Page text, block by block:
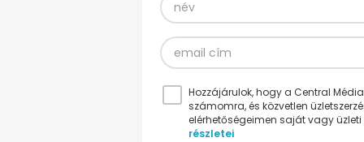
Hozzájárulok, hogy a Central
számomra, és közvetlen
elérhetőségeimen saját vagy
részletei